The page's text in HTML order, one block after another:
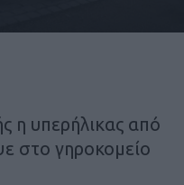
η υπερήλικας από
στο γηροκομείο